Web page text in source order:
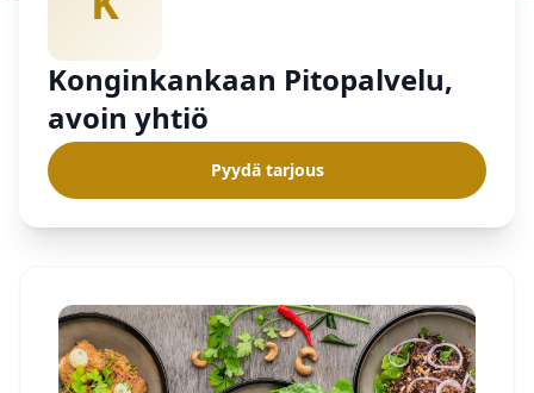
Konginkankaan Pitopalvelu,
avoin yhtiö
Pyydä tarjous